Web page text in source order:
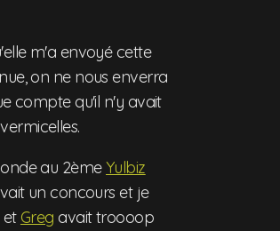
m'a envoyé cette
on ne nous enverra
compte qu'il n'y avait
au 2èmeYulbiz
un concours et je
et Greg avait troooop